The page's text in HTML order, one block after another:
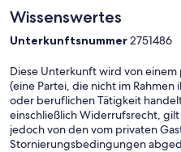
Wissenswertes
Unterkunftsnummer2751486
Diese Unterkunft wird von
(eine Partei, die nicht im
oder beruflichen Tätigkeit
einschließlich Widerrufsrecht,
jedoch von den vom privaten
Stornierungsbedingungen